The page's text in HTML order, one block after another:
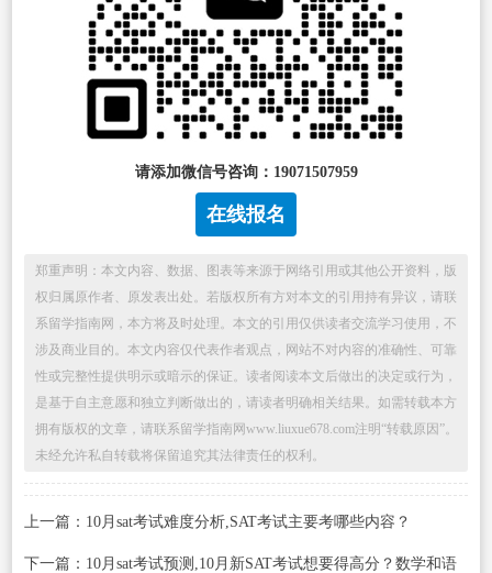
请添加微信号咨询：19071507959
在线报名
郑重声明：本文内容、数据、图表等来源于网络引用或其他公开资料，版
权归属原作者、原发表出处。若版权所有方对本文的引用持有异议，请联
系留学指南网，本方将及时处理。本文的引用仅供读者交流学习使用，不
涉及商业目的。本文内容仅代表作者观点，网站不对内容的准确性、可靠
性或完整性提供明示或暗示的保证。读者阅读本文后做出的决定或行为，
是基于自主意愿和独立判断做出的，请读者明确相关结果。如需转载本方
拥有版权的文章，请联系留学指南网www.liuxue678.com注明“转载原因”。
未经允许私自转载将保留追究其法律责任的权利。
上一篇：10月sat考试难度分析,SAT考试主要考哪些内容？
下一篇：10月sat考试预测,10月新SAT考试想要得高分？数学和语